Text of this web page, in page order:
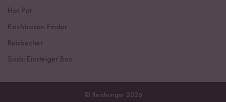
Hot Pot
Kochboxen Finder
Reisbecher
Sushi Einsteiger Box
© Reishunger 2026